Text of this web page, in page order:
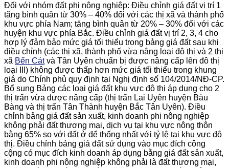
Đối với nhóm đất phi nông nghiệp: Điều chỉnh giá đất vị trí 1
tăng bình quân từ 30% – 40% đối với các thị xã và thành phố
khu vực phía Nam; tăng bình quân từ 20% – 30% đối với các
huyện khu vực phía Bắc. Điều chỉnh giá đất vị trí 2, 3, 4 cho
hợp lý đảm bảo mức giá tối thiểu trong bảng giá đất sau khi
điều chỉnh (các thị xã, thành phố vừa nâng loại đô thị và 2 thị
xã Bến Cátvà Tân Uyên chuẩn bị được nâng cấp lên đô thị
loại III) không được thấp hơn mức giá tối thiểu trong khung
giá do Chính phủ quy định tại Nghị định số 104/2014/NĐ-CP.
Bổ sung Bảng các loại giá đất khu vực đô thị áp dụng cho 2
thị trấn vừa được nâng cấp (thị trấn Lai Uyên huyện Bàu
Bàng và thị trấn Tân Thành huyện Bắc Tân Uyên). Điều
chỉnh bảng giá đất sản xuất, kinh doanh phi nông nghiệp
không phải đất thương mại, dịch vụ tại khu vực nông thôn
bằng 65% so với đất ở để thống nhất với tỷ lệ tại khu vực đô
thị. Điều chỉnh bảng giá đất sử dụng vào mục đích công
cộng có mục đích kinh doanh áp dụng bằng giá đất sản xuất,
kinh doanh phi nông nghiệp không phải là đất thương mại,